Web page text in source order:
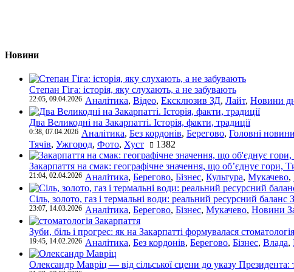
Новини
Степан Гіга: історія, яку слухають, а не забувають
22:05, 09.04.2026 Аналітика, Відео, Ексклюзив ЗД, Лайт, Новини
Два Великодні на Закарпатті. Історія, факти, традиції
0:38, 07.04.2026 Аналітика, Без кордонів, Берегово, Головні
Тячів, Ужгород, Фото, Хуст 1382
Закарпаття на смак: географічне значення, що об’єднує гори,
21:04, 02.04.2026 Аналітика, Берегово, Бізнес, Культура, Мукачево,
Сіль, золото, газ і термальні води: реальний ресурсний баланс
23:07, 14.03.2026 Аналітика, Берегово, Бізнес, Мукачево, Новини
Зуби, біль і прогрес: як на Закарпатті формувалася
19:45, 14.02.2026 Аналітика, Без кордонів, Берегово, Бізнес, Влада,
Олександр Мавріц — від сільської сцени до указу Президента: